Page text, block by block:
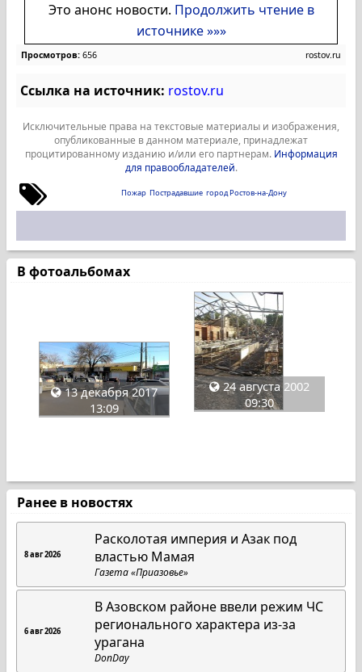
Это анонс новости. Продолжить чтение в
источнике »»»
Просмотров: 656 rostov.ru
Ссылка на источник: rostov.ru
Исключительные права на текстовые материалы и изображения,
опубликованные в данном материале, принадлежат
процитированному изданию и/или его партнерам. Информация
для правообладателей.
Пожар Пострадавшие город Ростов-на-Дону
В фотоальбомах
13 декабря 2017
13:09
24 августа 2002
09:30
Ранее в новостях
8 авг 2026
Расколотая империя и Азак под
властью Мамая
Газета «Приазовье»
6 авг 2026
В Азовском районе ввели режим ЧС
регионального характера из-за
урагана
DonDay